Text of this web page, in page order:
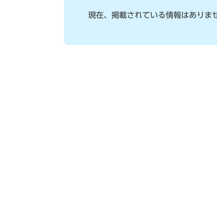
現在、掲載されている情報はありま